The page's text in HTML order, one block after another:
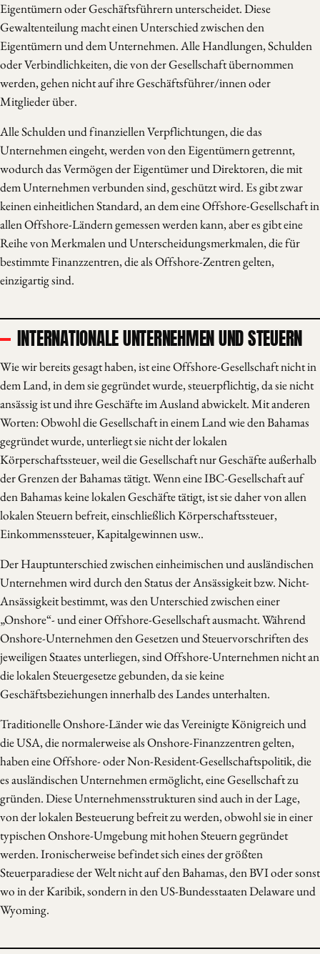
Eigentümern oder Geschäftsführern unterscheidet. Diese
Gewaltenteilung macht einen Unterschied zwischen den
Eigentümern und dem Unternehmen. Alle Handlungen, Schulden
oder Verbindlichkeiten, die von der Gesellschaft übernommen
werden, gehen nicht auf ihre Geschäftsführer/innen oder
Mitglieder über.
Alle Schulden und finanziellen Verpflichtungen, die das
Unternehmen eingeht, werden von den Eigentümern getrennt,
wodurch das Vermögen der Eigentümer und Direktoren, die mit
dem Unternehmen verbunden sind, geschützt wird. Es gibt zwar
keinen einheitlichen Standard, an dem eine Offshore-Gesellschaft in
allen Offshore-Ländern gemessen werden kann, aber es gibt eine
Reihe von Merkmalen und Unterscheidungsmerkmalen, die für
bestimmte Finanzzentren, die als Offshore-Zentren gelten,
einzigartig sind.
INTERNATIONALE UNTERNEHMEN UND STEUERN
Wie wir bereits gesagt haben, ist eine Offshore-Gesellschaft nicht in
dem Land, in dem sie gegründet wurde, steuerpflichtig, da sie nicht
ansässig ist und ihre Geschäfte im Ausland abwickelt. Mit anderen
Worten: Obwohl die Gesellschaft in einem Land wie den Bahamas
gegründet wurde, unterliegt sie nicht der lokalen
Körperschaftssteuer, weil die Gesellschaft nur Geschäfte außerhalb
der Grenzen der Bahamas tätigt. Wenn eine IBC-Gesellschaft auf
den Bahamas keine lokalen Geschäfte tätigt, ist sie daher von allen
lokalen Steuern befreit, einschließlich Körperschaftssteuer,
Einkommenssteuer, Kapitalgewinnen usw..
Der Hauptunterschied zwischen einheimischen und ausländischen
Unternehmen wird durch den Status der Ansässigkeit bzw. Nicht-
Ansässigkeit bestimmt, was den Unterschied zwischen einer
„Onshore“- und einer Offshore-Gesellschaft ausmacht. Während
Onshore-Unternehmen den Gesetzen und Steuervorschriften des
jeweiligen Staates unterliegen, sind Offshore-Unternehmen nicht an
die lokalen Steuergesetze gebunden, da sie keine
Geschäftsbeziehungen innerhalb des Landes unterhalten.
Traditionelle Onshore-Länder wie das Vereinigte Königreich und
die USA, die normalerweise als Onshore-Finanzzentren gelten,
haben eine Offshore- oder Non-Resident-Gesellschaftspolitik, die
es ausländischen Unternehmen ermöglicht, eine Gesellschaft zu
gründen. Diese Unternehmensstrukturen sind auch in der Lage,
von der lokalen Besteuerung befreit zu werden, obwohl sie in einer
typischen Onshore-Umgebung mit hohen Steuern gegründet
werden. Ironischerweise befindet sich eines der größten
Steuerparadiese der Welt nicht auf den Bahamas, den BVI oder sonst
wo in der Karibik, sondern in den US-Bundesstaaten Delaware und
Wyoming.